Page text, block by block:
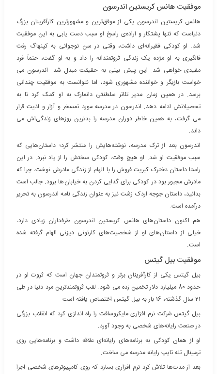
موفقیت هانس کریستین اندرسون
هانس کریستین اندرسون یکی از موفق‌ترین و مشهورترین کارآفرینان بزرگ
دنیاست که تنها پشتکار و اراده‌ی راسخ او سبب دست یابی به این موفقیت
شد. او کودکی فقیرانه‌ای داشت، وقتی در سن نوجوانی به کپنهاگ رفت
فالگیری به او مژده یک زندگی ثروتمندانه را داد و به او گفت، حتماً فرد
مفیدی خواهی شد. این پیش بینی به حقیقت مبدل شد. اندرسون می
خواست بازیگر و خواننده مشهوری شود، اما نتوانست به موفقیت چندانی
برسد. در همین زمان مدیر تئاتر سلطنتی دانمارک به او کمک کرد تا به
تحصیلاتش ادامه دهد. اندرسون در مدرسه مورد تمسخر و آزار و اذیت قرار
می گرفت، به همین خاطر دوران مدرسه را بدترین روزهای زندگی‌اش می
داند.
اندرسون بعد از ترک مدرسه، نوشته‌هایش را منتشر کرد؛ داستان‌هایی که
سبب موفقیت او شد. او هیچ وقت، کودکی سختش را از یاد نبرد. در این
راستا داستان دخترک کبریت فروش را با الهام از زندگی مادرش نوشت، چرا که
مادرش مجبور بود در کودکی برای گدایی کردن به خیابان‌ها برود. جالب است
بدانید، داستان جوجه اردک زشت نیز به عنوان زندگی نامه اندرسون به تحریر
درآمده است.
هم اکنون داستان‌های هانس کریستین اندرسون طرفداران زیادی دارد،
خیلی از داستان‌های او از شخصیت‌های کارتونی دیزنی الهام گرفته شده
است.
موفقیت بیل گیتس
بیل گیتس یکی از کارآفرینان برتر و ثروتمندان جهان است که ثروت او در
حدود 80 میلیارد دلار تخمین زده می شود. لقب ثروتمندترین مرد دنیا در طی
21 سال گذشته، 16 بار به بیل گیتس اختصاص یافته است.
بیل گیتس شرکت نرم افزاری مایکروسافت را راه اندازی کرد که انقلاب بزرگی
در صنعت رایانه‌های شخصی به وجود آورد.
او از همان کودکی به برنامه‌های رایانه‌ای علاقه داشت و برنامه‌هایی روی
ترمینال تله تایپ رایانه مدرسه می ساخت.
بعد از مدت‌ها تلاش کرد نرم افزاری بسازد که روی کامپیوترهای شخصی اجرا